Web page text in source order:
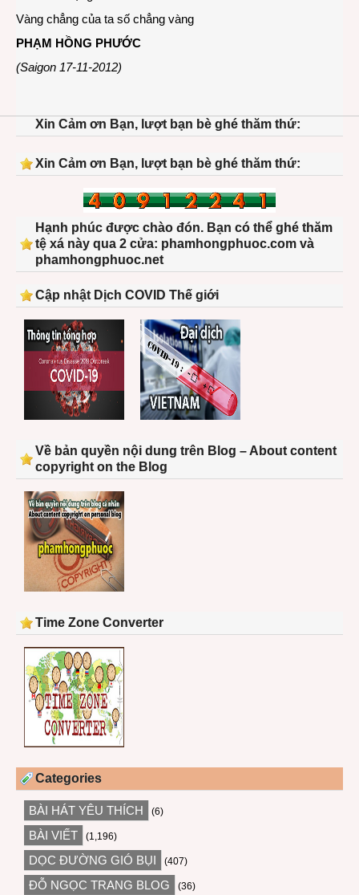
Vàng chẳng của ta số chẳng vàng
PHẠM HỒNG PHƯỚC
(Saigon 17-11-2012)
Xin Cảm ơn Bạn, lượt bạn bè ghé thăm thứ:
Xin Cảm ơn Bạn, lượt bạn bè ghé thăm thứ:
Hạnh phúc được chào đón. Bạn có thể ghé thăm
tệ xá này qua 2 cửa: phamhongphuoc.com và
phamhongphuoc.net
Cập nhật Dịch COVID Thế giới
Về bản quyền nội dung trên Blog – About content
copyright on the Blog
Time Zone Converter
Categories
BÀI HÁT YÊU THÍCH (6)
BÀI VIẾT (1,196)
DỌC ĐƯỜNG GIÓ BỤI (407)
ĐỖ NGỌC TRANG BLOG (36)